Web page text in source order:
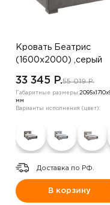
Кровать Беатрис
(1600х2000) ,серый
33 345 P.55 019 P.
Габаритные размеры:
мм
Варианты исполнения (цвет):
Доставка по РФ.
В корзину